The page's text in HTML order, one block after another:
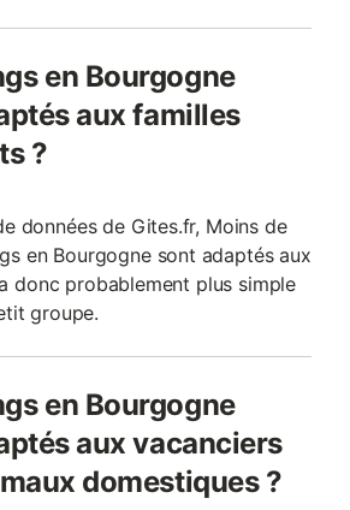
en Bourgogne
aux familles
?
données de Gites.fr, Moins de
en Bourgogne sont adaptés aux
donc probablement plus simple
groupe.
en Bourgogne
aux vacanciers
domestiques ?